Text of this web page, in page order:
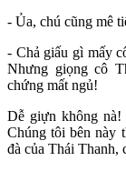
- Ủa, chú cũng mê
- Chả giấu gì mấy
Nhưng giọng cô
chứng mất ngủ!
Dễ giựn không nà!
Chúng tôi bên này
đà của Thái